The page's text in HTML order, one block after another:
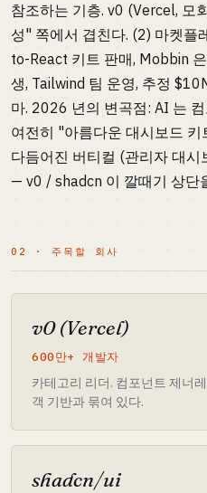
참조하는 기층. v0 (Vercel, 모
성" 쪽에서 겹친다. (2) 마켓플
to-React 키트 판매, Mobbin
생, Tailwind 팀 운영, 추정
마. 2026 년의 변곡점: AI 는
여전히 "아름다운 대시보드
다듬어진 버티컬 (관리자 대시
— v0 / shadcn 이 깔때기 상단
02 · 주목할 회사
v0 (Vercel)
600만+ 개발자
카테고리 리더. 컴포넌트 제너
객 기반과 묶여 있다.
shadcn/ui